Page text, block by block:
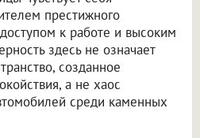
престижного
к работе и высоким
здесь не означает
созданное
а не хаос
среди каменных